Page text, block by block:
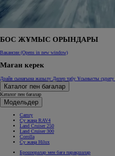
БОС ЖҰМЫС ОРЫНДАРЫ
Вакансии (Opens in new window)
Маған керек
Драйв сынағына жазылу Дилер табу Ұсынысты сұрату
Каталог пен бағалар
Каталог пен бағалар
Модельдер
Camry
Су жаңа RAV4
Land Cruiser 250
Land Cruiser 300
Corolla
Су жаңа Hilux
Брошюралар мен баға парақшалар